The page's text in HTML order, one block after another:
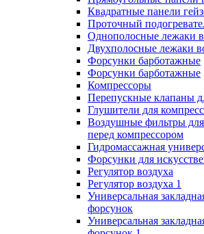
Квадратные панели
Проточный
Однополосные лежаки
Двухполосные лежаки
Форсунки барботажные
Форсунки барботажные
Компрессоры
Перепускные клапаны
Глушители для
Воздушные фильтры для
перед компрессором
Гидромассажная
Форсунки для
Регулятор воздуха
Регулятор воздуха 1
Универсальная
форсунок
Универсальная